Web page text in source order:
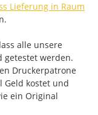
Lieferung in Raum
alle unsere
werden.
Druckerpatrone
Geld kostet und
ein Original